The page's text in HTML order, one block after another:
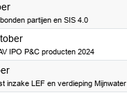
2024
partijen en SIS 4.0
2024
IPO P&C producten 2024
2024
inzake LEF en verdieping Mijnwater